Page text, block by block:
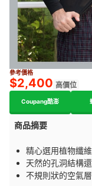
參考價格
$2,400 高價位
Coupang酷澎
商品摘要
精心選用植物纖
天然的孔洞結構
不規則狀的空氣